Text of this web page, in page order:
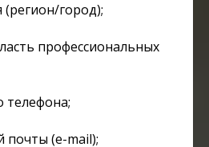
город);
профессиональных
телефона;
почты (e-mail);